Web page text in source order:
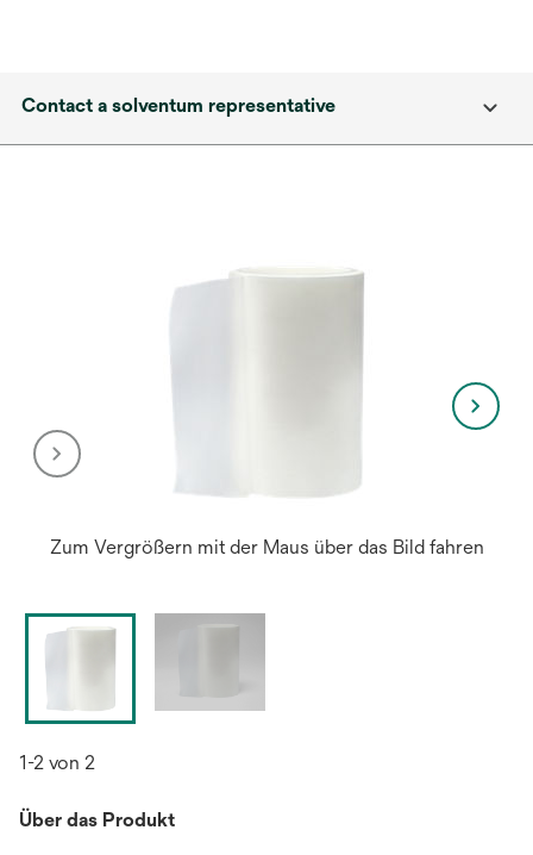
Contact a solventum representative
Zum Vergrößern mit der Maus über das Bild fahren
1-2 von 2
Über das Produkt